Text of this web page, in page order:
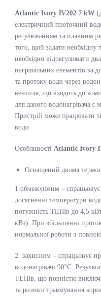
Atlantic Ivory IV202 7 kW
електричний проточний
регулюванням та плавним
того, щоб задати необхідну
необхідно відрегулювати
нагрівальних елементів за
та протоку води через
вентиля, що входить до
для даного водонагрівача
Пристрій може працювати
води.
Особливості Atlantic Ivory
Оснащений двома
1.обмежуючим – спрацьовує
досягненні температури
потужність ТЕНів до 4,5
кВт). При збільшенні
нормальної роботи з
2. захисним – спрацьовує
водонагрівачі 90°С.
ТЕНів, що повністю
та ризики травмування